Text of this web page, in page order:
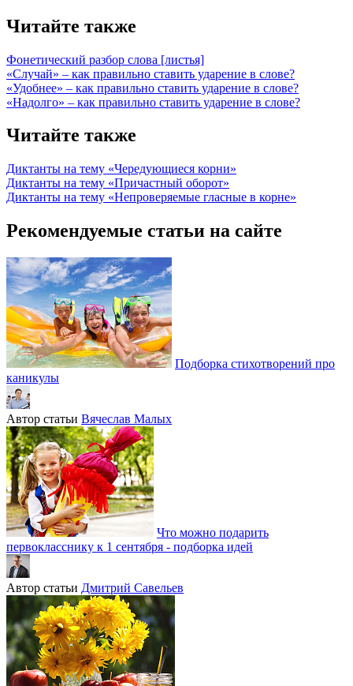
Читайте также
Фонетический разбор слова [листья]
«Случай» – как правильно ставить ударение в слове?
«Удобнее» – как правильно ставить ударение в слове?
«Надолго» – как правильно ставить ударение в слове?
Читайте также
Диктанты на тему «Чередующиеся корни»
Диктанты на тему «Причастный оборот»
Диктанты на тему «Непроверяемые гласные в корне»
Рекомендуемые статьи на сайте
Подборка стихотворений про
каникулы
Автор статьи Вячеслав Малых
Что можно подарить
первокласснику к 1 сентября - подборка идей
Автор статьи Дмитрий Савельев